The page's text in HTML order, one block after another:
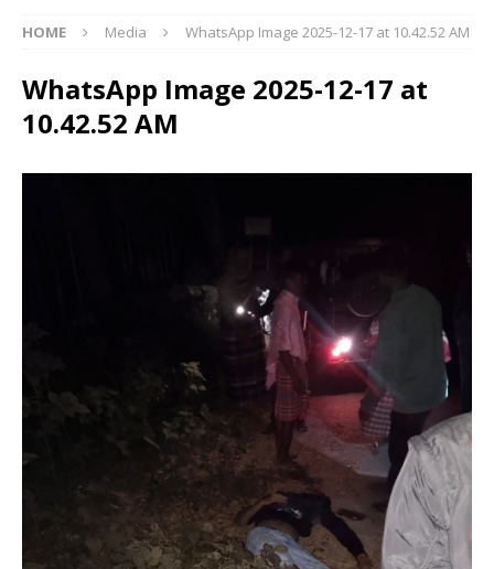
HOME Media WhatsApp Image 2025-12-17 at 10.42.52 AM
WhatsApp Image 2025-12-17 at
10.42.52 AM